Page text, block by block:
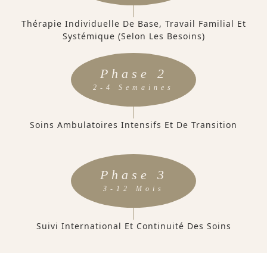
Thérapie Individuelle De Base, Travail Familial Et
Systémique (selon Les Besoins)
Phase 2
2-4 Semaines
Soins Ambulatoires Intensifs Et De Transition
Phase 3
3-12 Mois
Suivi International Et Continuité Des Soins